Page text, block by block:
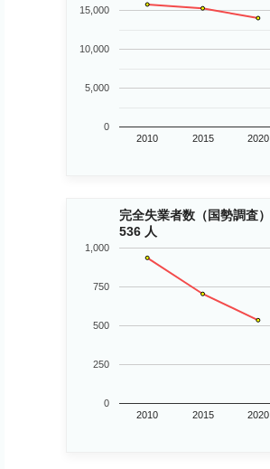
2010 2015 2020
0
5,000
10,000
15,000
完全失業者数（国勢調査）
536 人
2010 2015 2020
0
250
500
750
1,000